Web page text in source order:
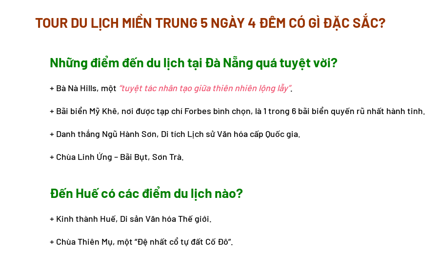
TOUR DU LỊCH MIỀN TRUNG 5 NGÀY 4 ĐÊM CÓ GÌ ĐẶC SẮC?
Những điểm đến du lịch tại Đà Nẵng quá tuyệt vời?
+ Bà Nà Hills, một “tuyệt tác nhân tạo giữa thiên nhiên lộng lẫy”.
+ Bãi biển Mỹ Khê, nơi được tạp chí Forbes bình chọn, là 1 trong 6 bãi biển quyến rũ nhất hành tinh.
+ Danh thắng Ngũ Hành Sơn, Di tích Lịch sử Văn hóa cấp Quốc gia.
+ Chùa Linh Ứng – Bãi Bụt, Sơn Trà.
Đến Huế có các điểm du lịch nào?
+ Kinh thành Huế, Di sản Văn hóa Thế giới.
+ Chùa Thiên Mụ, một “Đệ nhất cổ tự đất Cố Đô”.